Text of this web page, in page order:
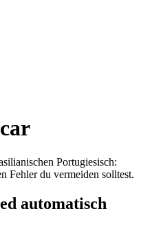
Portugiesisch:
Fehler du vermeiden solltest.
automatisch